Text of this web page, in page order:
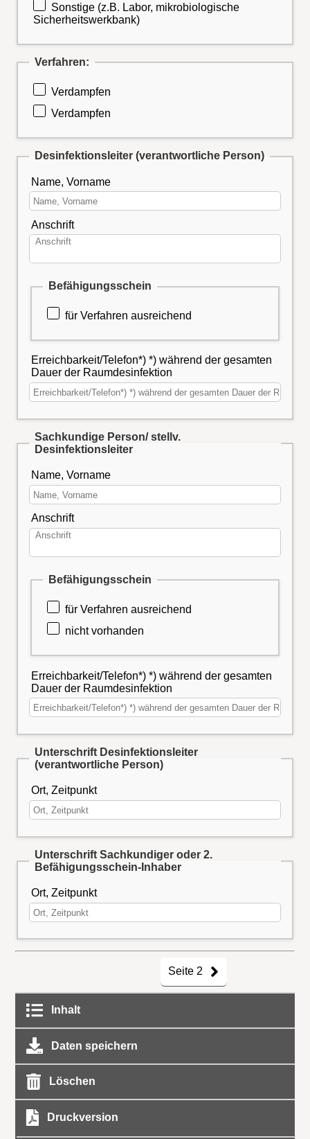
Sonstige (z.B. Labor, mikrobiologische
Sicherheitswerkbank)
Verfahren:
Verdampfen
Verdampfen
Desinfektionsleiter (verantwortliche Person)
Name, Vorname
Anschrift
Befähigungsschein
für Verfahren ausreichend
Erreichbarkeit/Telefon*) *) während der gesamten
Dauer der Raumdesinfektion
Sachkundige Person/ stellv.
Desinfektionsleiter
Name, Vorname
Anschrift
Befähigungsschein
für Verfahren ausreichend
nicht vorhanden
Erreichbarkeit/Telefon*) *) während der gesamten
Dauer der Raumdesinfektion
Unterschrift Desinfektionsleiter
(verantwortliche Person)
Ort, Zeitpunkt
Unterschrift Sachkundiger oder 2.
Befähigungsschein-Inhaber
Ort, Zeitpunkt
Seite 2
Inhalt
Daten speichern
Löschen
Druckversion